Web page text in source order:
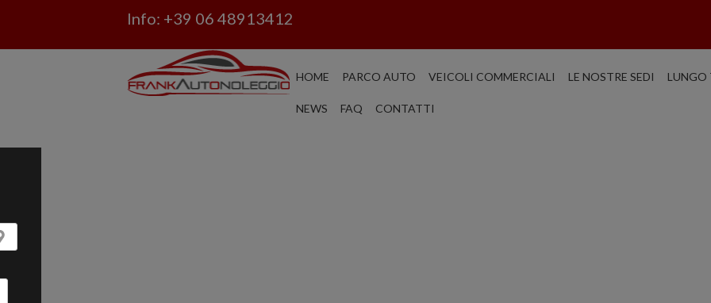
Info: +39 06 48913412
HOME PARCO AUTO VEICOLI COMMERCIALI LE NOSTRE SEDI LUNGO
NEWS FAQ CONTATTI